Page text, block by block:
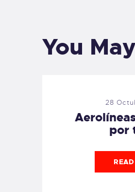
You
28
por